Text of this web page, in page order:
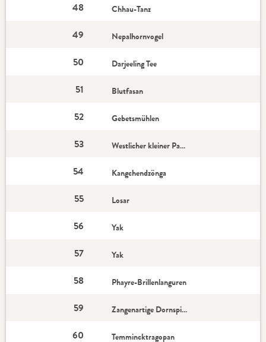
48 Chhau-Tanz
49 Nepalhornvogel
50 Darjeeling Tee
51 Blutfasan
52 Gebetsmühlen
53 Westlicher kleiner Panda
54 Kangchendzönga
55 Losar
56 Yak
57 Yak
58 Phayre-Brillenlanguren
59 Zangenartige Dornspinne
60 Temmincktragopan